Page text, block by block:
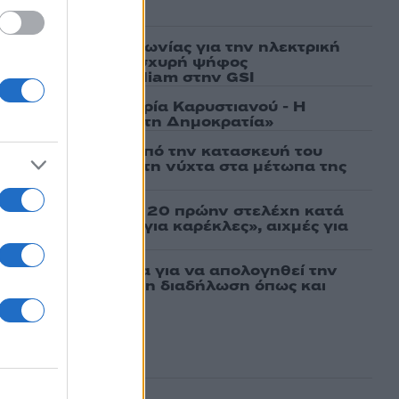
υπογραφή συμφωνίας για την ηλεκτρική
– Κύπρου: «Ισχυρή ψήφος
της Meridiam στην GSI
μένει η Μαρία Καρυστιανού - Η
την «Ελπίδα για τη Δημοκρατία»
πρώτες εικόνες από την κατασκευή του
θα επιχειρεί και τη νύχτα στα μέτωπα της
και ακόμη 20 πρώην στελέχη κατά
αποχωρήσαμε για καρέκλες», αιχμές για
πήρε προθεσμία για να απολογηθεί την
συμμετείχε στη διαδήλωση όπως και